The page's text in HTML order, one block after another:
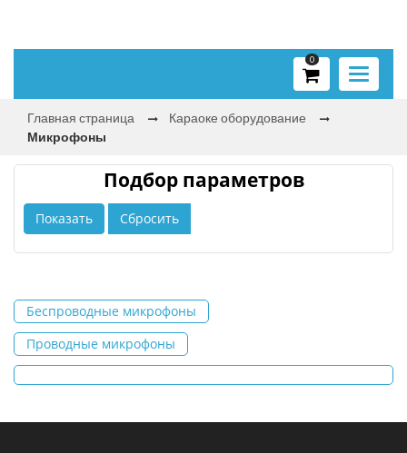
Toggle
0
Главная страница
Караоке оборудование
Микрофоны
Подбор параметров
Беспроводные микрофоны
Проводные микрофоны